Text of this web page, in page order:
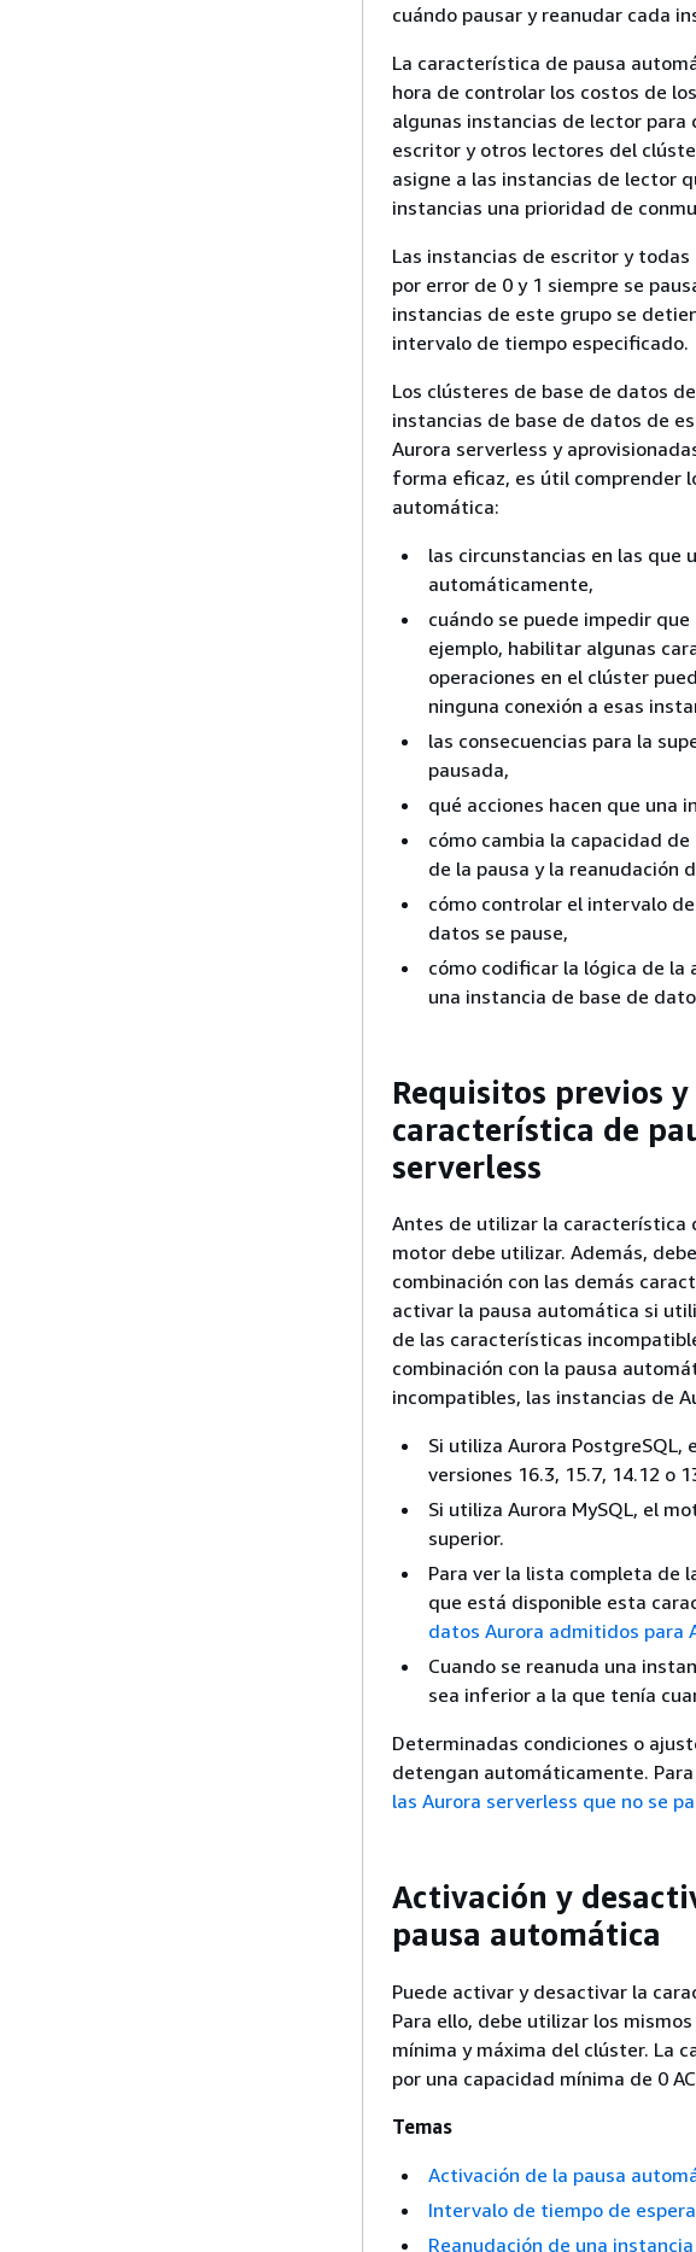
cuándo pausar y reanudar cada
La característica de pausa
hora de controlar los costos de
algunas instancias de lector
escritor y otros lectores del
asigne a las instancias de lector
instancias una prioridad de
Las instancias de escritor y
por error de 0 y 1 siempre se
instancias de este grupo se
intervalo de tiempo especificado.
Los clústeres de base de datos
instancias de base de datos de
Aurora serverless y
forma eficaz, es útil comprender
automática:
las circunstancias en las que
automáticamente,
cuándo se puede impedir
ejemplo, habilitar algunas
operaciones en el clúster
ninguna conexión a esas
las consecuencias para la
pausada,
qué acciones hacen que una
cómo cambia la capacidad
de la pausa y la reanudación
cómo controlar el intervalo
datos se pause,
cómo codificar la lógica de la
una instancia de base de
Requisitos previos
característica de
serverless
Antes de utilizar la característica
motor debe utilizar. Además,
combinación con las demás
activar la pausa automática si
de las características
combinación con la pausa
incompatibles, las instancias de
Si utiliza Aurora
versiones 16.3, 15.7, 14.12 o
Si utiliza Aurora MySQL, el
superior.
Para ver la lista completa de
que está disponible esta
datos Aurora admitidos para
Cuando se reanuda una
sea inferior a la que tenía
Determinadas condiciones o
detengan automáticamente.
las Aurora serverless que no se
Activación y
pausa automática
Puede activar y desactivar la
Para ello, debe utilizar los
mínima y máxima del clúster. La
por una capacidad mínima de 0
Temas
Activación de la pausa
Intervalo de tiempo de
Reanudación de una instancia